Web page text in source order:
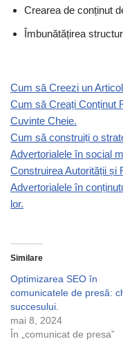
Crearea de conținut
Îmbunătățirea
Cum să Creezi un
Cum să Creați Conținut
Cuvinte Cheie.
Cum să construiți o
Advertorialele în social
Construirea Autorității și
Advertorialele în
lor.
Similare
Optimizarea SEO în
comunicatele de presă:
succesului.
mai 8, 2024
În „comunicat de presa”